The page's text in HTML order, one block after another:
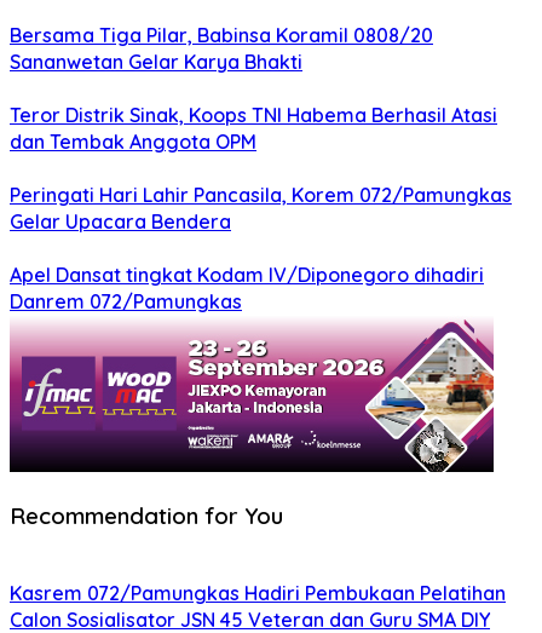
Bersama Tiga Pilar, Babinsa Koramil 0808/20
Sananwetan Gelar Karya Bhakti
Teror Distrik Sinak, Koops TNI Habema Berhasil Atasi
dan Tembak Anggota OPM
Peringati Hari Lahir Pancasila, Korem 072/Pamungkas
Gelar Upacara Bendera
Apel Dansat tingkat Kodam lV/Diponegoro dihadiri
Danrem 072/Pamungkas
Recommendation for You
Kasrem 072/Pamungkas Hadiri Pembukaan Pelatihan
Calon Sosialisator JSN 45 Veteran dan Guru SMA DIY